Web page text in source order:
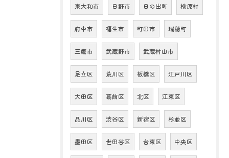
東大和市 日野市 日の出町 檜原村
府中市 福生市 町田市 瑞穂町
三鷹市 武蔵野市 武蔵村山市
足立区 荒川区 板橋区 江戸川区
大田区 葛飾区 北区 江東区
品川区 渋谷区 新宿区 杉並区
墨田区 世田谷区 台東区 中央区